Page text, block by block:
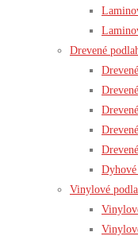
Drevené
Vinylové